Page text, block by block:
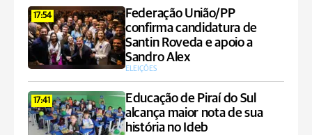
17:54
Federação União/PP
confirma candidatura de
Santin Roveda e apoio a
Sandro Alex
ELEIÇÕES
17:41
Educação de Piraí do Sul
alcança maior nota de sua
história no Ideb